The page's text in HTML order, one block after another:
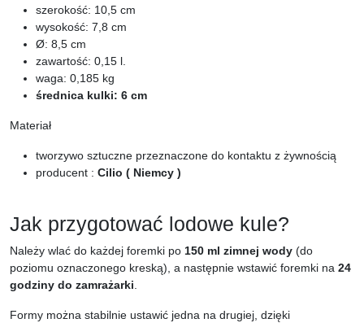
szerokość: 10,5 cm
wysokość: 7,8 cm
Ø: 8,5 cm
zawartość: 0,15 l.
waga: 0,185 kg
średnica kulki: 6 cm
Materiał
tworzywo sztuczne przeznaczone do kontaktu z żywnością
producent : Cilio ( Niemcy )
Jak przygotować lodowe kule?
Należy wlać do każdej foremki po 150 ml zimnej wody (do
poziomu oznaczonego kreską), a następnie wstawić foremki na 24
godziny do zamrażarki.
Formy można stabilnie ustawić jedna na drugiej, dzięki